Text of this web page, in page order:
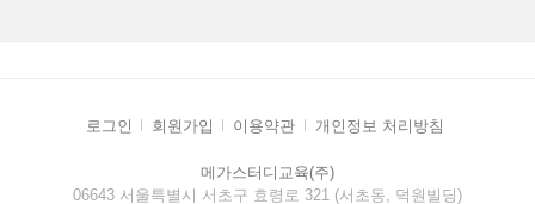
로그인 회원가입 이용약관 개인정보 처리방침
메가스터디교육(주)
06643 서울특별시 서초구 효령로 321 (서초동, 덕원빌딩)